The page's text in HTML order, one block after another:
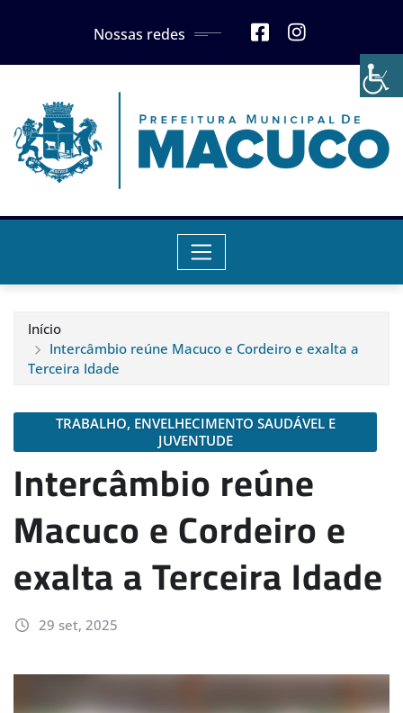
Nossas redes
Início
Intercâmbio reúne Macuco e Cordeiro e exalta a
Terceira Idade
TRABALHO, ENVELHECIMENTO SAUDÁVEL E
JUVENTUDE
Intercâmbio reúne
Macuco e Cordeiro e
exalta a Terceira Idade
29 set, 2025